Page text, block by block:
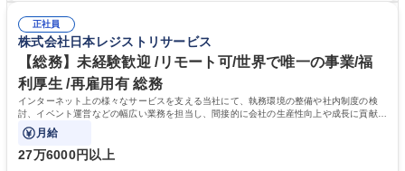
の他に担当頂く業務が発生する場合があります。 募集職種 【営業事務】
業務職/三井物産グループ/平均残業時間10H/完全週休2日
ション力がある方。 ・チャレンジを厭わず、粘り強く業務に取り組める
方。多様な関係者と謙虚に信頼関係を構築でき、期限を意識したスケジュ
ール管理が出来る方。※将来的に他部署（営業部門、コーポレート部門）
へのジョブローテーションの可能性があります。 学歴・資格 学歴：大学
院 大学 語学力： 資格：宅地建物取引士
正社員
株式会社日本レジストリサービス
【総務】未経験歓迎 /リモート可/世界で唯一の事業/福
利厚生 /再雇用有 総務
インターネット上の様々なサービスを支える当社にて、執務環境の整備や社内制度の検
討、イベント運営などの幅広い業務を担当し、間接的に会社の生産性向上や成長に貢献し
ている部署です。
月給
27万6000円以上